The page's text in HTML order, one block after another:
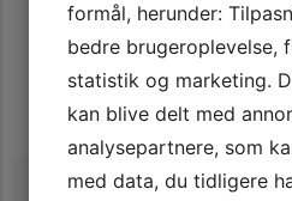
MERCEDES
KOMPRESSOR AUT.
152.000 km Benzin
Se specifikationer
formål, herunder:
bedre brugeroplevelse,
statistik og marketing.
kan blive delt med
analysepartnere, som
med data, du tidligere